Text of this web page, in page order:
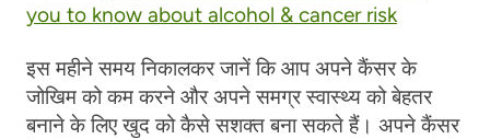
you to know about alcohol & cancer risk
इस महीने समय निकालकर जानें कि आप अपने कैंसर के
जोखिम को कम करने और अपने समग्र स्वास्थ्य को बेहतर
बनाने के लिए खुद को कैसे सशक्त बना सकते हैं। अपने कैंसर